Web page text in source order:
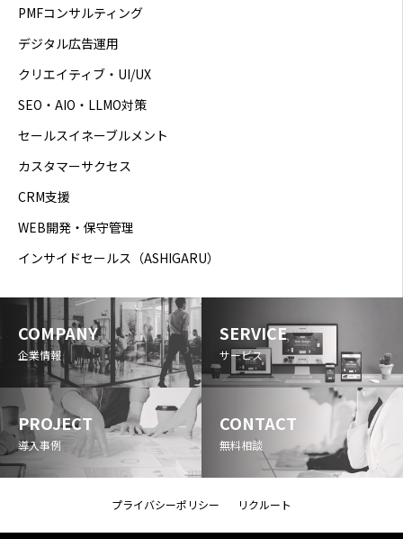
PMFコンサルティング
デジタル広告運用
クリエイティブ・UI/UX
SEO・AIO・LLMO対策
セールスイネーブルメント
カスタマーサクセス
CRM支援
WEB開発・保守管理
インサイドセールス（ASHIGARU）
COMPANY
企業情報
SERVICE
サービス
PROJECT
導入事例
CONTACT
無料相談
プライバシーポリシー リクルート